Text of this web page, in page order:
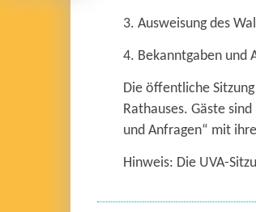
3. Ausweisung des
4. Bekanntgaben und
Die öffentliche
Rathauses. Gäste
und Anfragen“ mit
Hinweis: Die UVA-